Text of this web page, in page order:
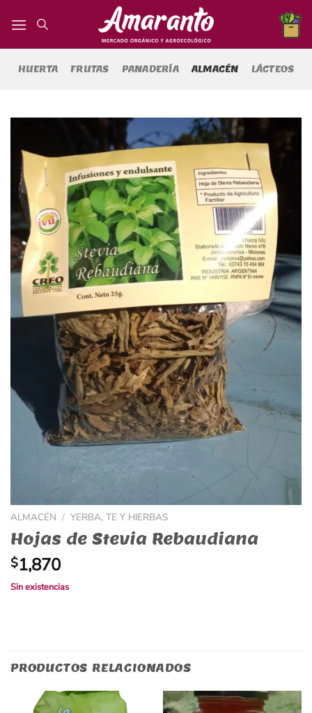
HUERTA FRUTAS PANADERÍA ALMACÉN LÁCTEOS
ALMACÉN / YERBA, TE Y HIERBAS
Hojas de Stevia Rebaudiana
$1,870
Sin existencias
PRODUCTOS RELACIONADOS